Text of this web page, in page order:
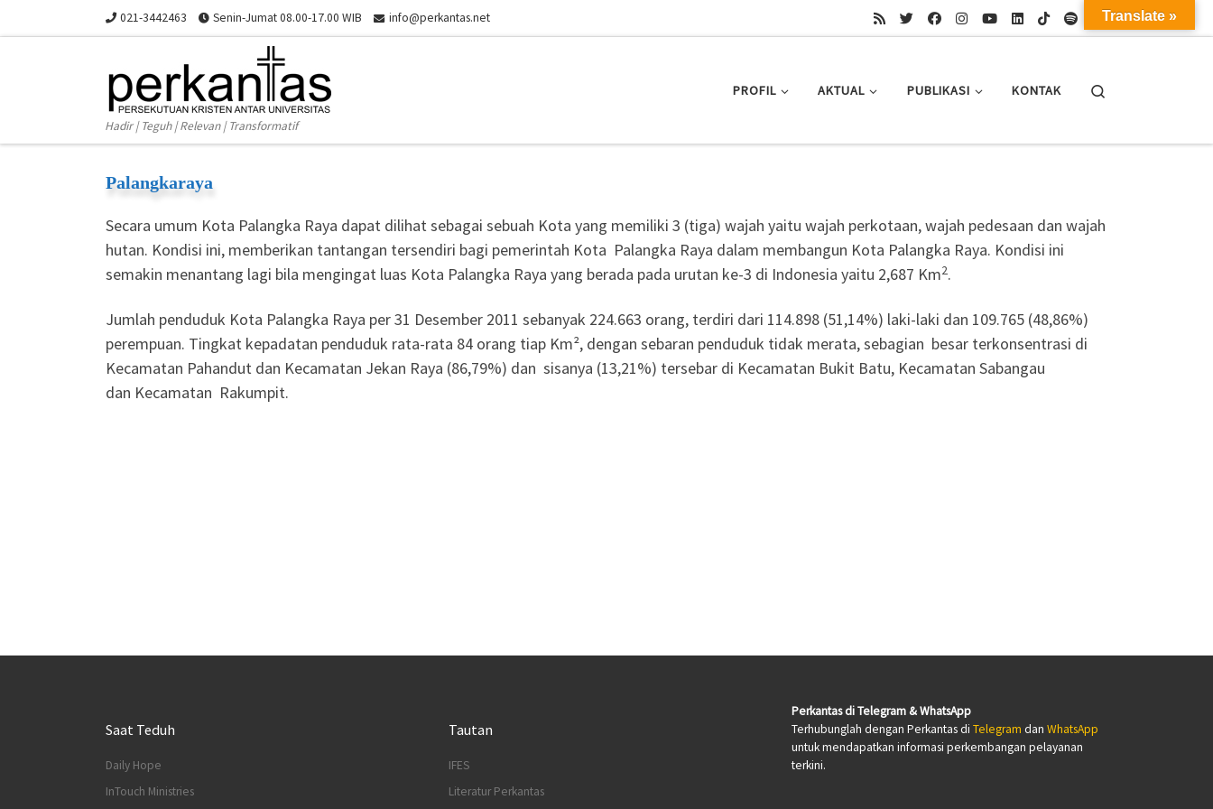
Skip to content 021-3442463 Senin-Jumat 08.00-17.00 WIB info@perkantas.net
Hadir | Teguh | Relevan | Transformatif
PROFIL AKTUAL PUBLIKASI KONTAK
Palangkaraya
Secara umum Kota Palangka Raya dapat dilihat sebagai sebuah Kota yang memiliki 3 (tiga) wajah yaitu wajah perkotaan, wajah pedesaan dan wajah
hutan. Kondisi ini, memberikan tantangan tersendiri bagi pemerintah Kota Palangka Raya dalam membangun Kota Palangka Raya. Kondisi ini
semakin menantang lagi bila mengingat luas Kota Palangka Raya yang berada pada urutan ke-3 di Indonesia yaitu 2,687 Km2.
Jumlah penduduk Kota Palangka Raya per 31 Desember 2011 sebanyak 224.663 orang, terdiri dari 114.898 (51,14%) laki-laki dan 109.765 (48,86%)
perempuan. Tingkat kepadatan penduduk rata-rata 84 orang tiap Km², dengan sebaran penduduk tidak merata, sebagian besar terkonsentrasi di
Kecamatan Pahandut dan Kecamatan Jekan Raya (86,79%) dan sisanya (13,21%) tersebar di Kecamatan Bukit Batu, Kecamatan Sabangau
dan Kecamatan Rakumpit.
Saat Teduh
Daily Hope
InTouch Ministries
Tautan
IFES
Literatur Perkantas
Perkantas di Telegram & WhatsApp
Terhubunglah dengan Perkantas di Telegram dan WhatsApp
untuk mendapatkan informasi perkembangan pelayanan
terkini.
Translate »